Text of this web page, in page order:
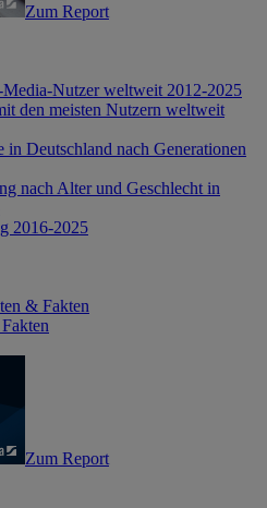
Zum Report
Nutzer weltweit 2012-2025
den meisten Nutzern weltweit
in Deutschland nach Generationen
nach Alter und Geschlecht in
2016-2025
& Fakten
Zum Report